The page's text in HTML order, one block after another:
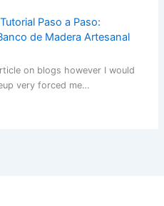
Tutorial Paso a Paso:
de Madera Artesanal
on blogs however I would
very forced me…